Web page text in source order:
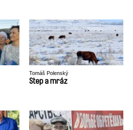
Tomáš Polenský
Step a mráz